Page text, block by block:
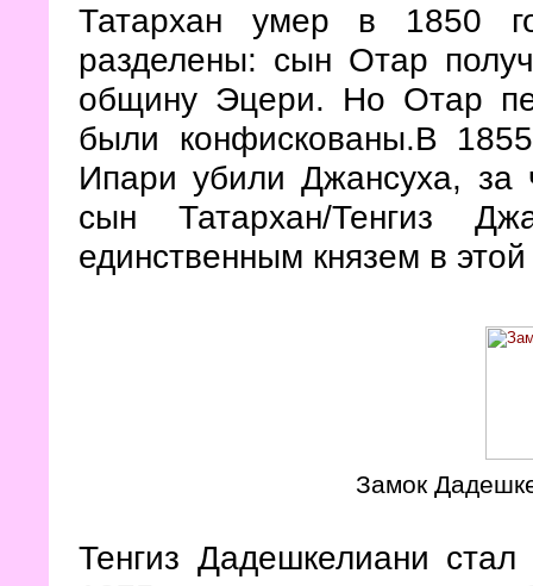
Татархан умер в 1850
разделены: сын Отар
общину Эцери. Но Отар
были конфискованы.В
Ипари убили Джансуха,
сын Татархан/Тенгиз
единственным князем в
Замок
Тенгиз Дадешкелиани